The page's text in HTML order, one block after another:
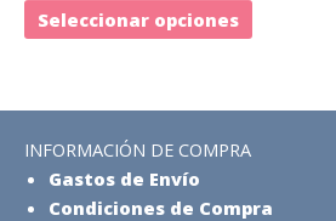
Seleccionar opciones
INFORMACIÓN DE COMPRA
Gastos de Envío
Condiciones de Compra